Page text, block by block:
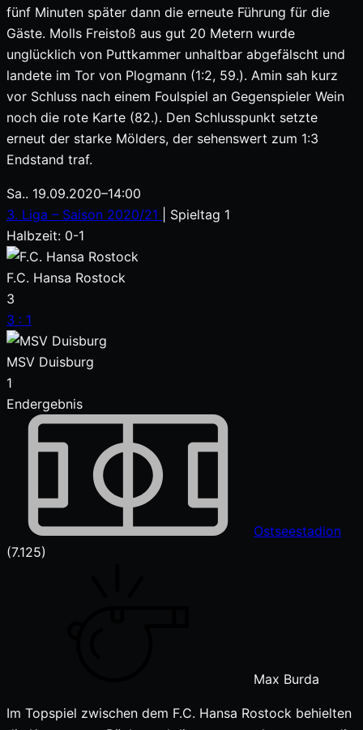
fünf Minuten später dann die erneute Führung für die
Gäste. Molls Freistoß aus gut 20 Metern wurde
unglücklich von Puttkammer unhaltbar abgefälscht und
landete im Tor von Plogmann (1:2, 59.). Amin sah kurz
vor Schluss nach einem Foulspiel an Gegenspieler Wein
noch die rote Karte (82.). Den Schlusspunkt setzte
erneut der starke Mölders, der sehenswert zum 1:3
Endstand traf.
Sa.. 19.09.2020–14:00
3. Liga – Saison 2020/21
| Spieltag 1
Halbzeit: 0-1
F.C. Hansa Rostock
3
3 : 1
MSV Duisburg
1
Endergebnis
Ostseestadion
(7.125)
Max Burda
Im Topspiel zwischen dem F.C. Hansa Rostock behielten